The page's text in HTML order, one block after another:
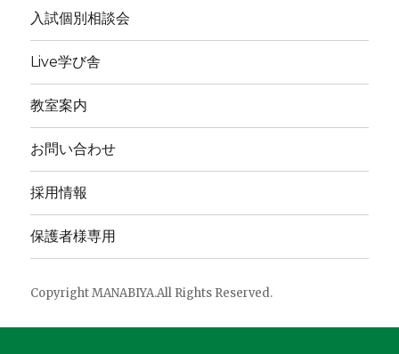
入試個別相談会
Live学び舎
教室案内
お問い合わせ
採用情報
保護者様専用
Copyright MANABIYA.All Rights Reserved.